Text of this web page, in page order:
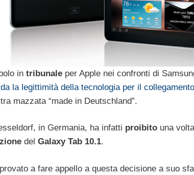
in tribunale per Apple nei confronti di
la legittimità della tecnologia per il
mazzata “made in Deutschland”.
in Germania, ha infatti proibito una
del Galaxy Tab 10.1.
a fare appello a questa decisione a suo